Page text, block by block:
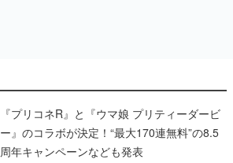
『プリコネR』と『ウマ娘 プリティーダービ
ー』のコラボが決定！“最大170連無料”の8.5
周年キャンペーンなども発表